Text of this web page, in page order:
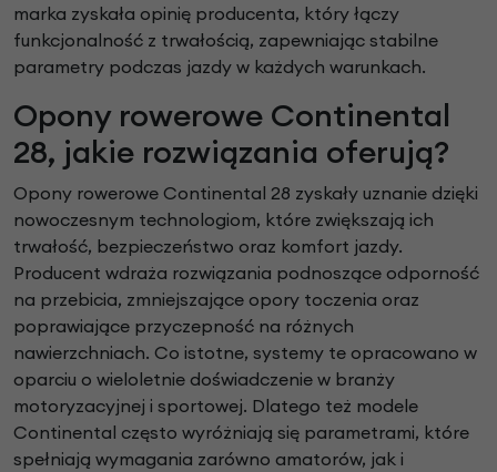
marka zyskała opinię producenta, który łączy
funkcjonalność z trwałością, zapewniając stabilne
parametry podczas jazdy w każdych warunkach.
Opony rowerowe Continental
28, jakie rozwiązania oferują?
Opony rowerowe Continental 28 zyskały uznanie dzięki
nowoczesnym technologiom, które zwiększają ich
trwałość, bezpieczeństwo oraz komfort jazdy.
Producent wdraża rozwiązania podnoszące odporność
na przebicia, zmniejszające opory toczenia oraz
poprawiające przyczepność na różnych
nawierzchniach. Co istotne, systemy te opracowano w
oparciu o wieloletnie doświadczenie w branży
motoryzacyjnej i sportowej. Dlatego też modele
Continental często wyróżniają się parametrami, które
spełniają wymagania zarówno amatorów, jak i